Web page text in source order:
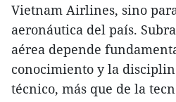
Vietnam Airlines, sino
aeronáutica del país.
aérea depende
conocimiento y la
técnico, más que de la